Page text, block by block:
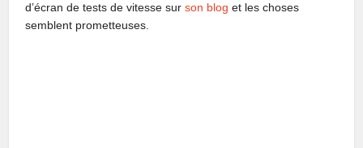
d’écran de tests de vitesse surson blog et les choses
semblent prometteuses.